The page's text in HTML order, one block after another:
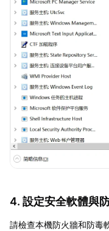
4. 設定安全軟體與
請檢查本機防火牆和防毒